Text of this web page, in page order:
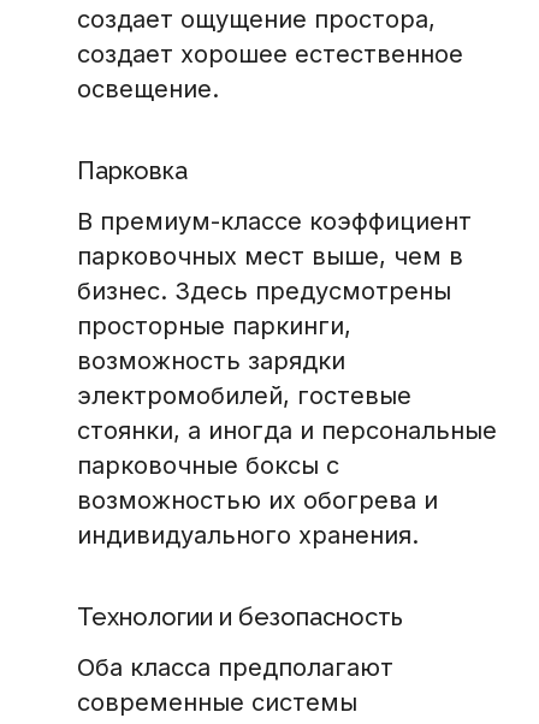
создает ощущение простора,
создает хорошее естественное
освещение.
Парковка
В премиум-классе коэффициент
парковочных мест выше, чем в
бизнес. Здесь предусмотрены
просторные паркинги,
возможность зарядки
электромобилей, гостевые
стоянки, а иногда и персональные
парковочные боксы с
возможностью их обогрева и
индивидуального хранения.
Технологии и безопасность
Оба класса предполагают
современные системы